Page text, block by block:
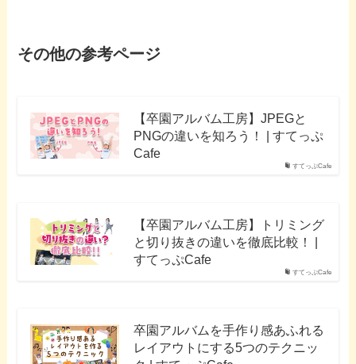
その他の参考ページ
すてっぷCafe
【卒園アルバム工房】JPEGと
PNGの違いを知ろう！ | すてっぷ
Cafe
すてっぷCafe
【卒園アルバム工房】トリミング
と切り抜きの違いを徹底比較！ |
すてっぷCafe
卒園アルバムを手作り感あふれる
レイアウトにする5つのテクニッ